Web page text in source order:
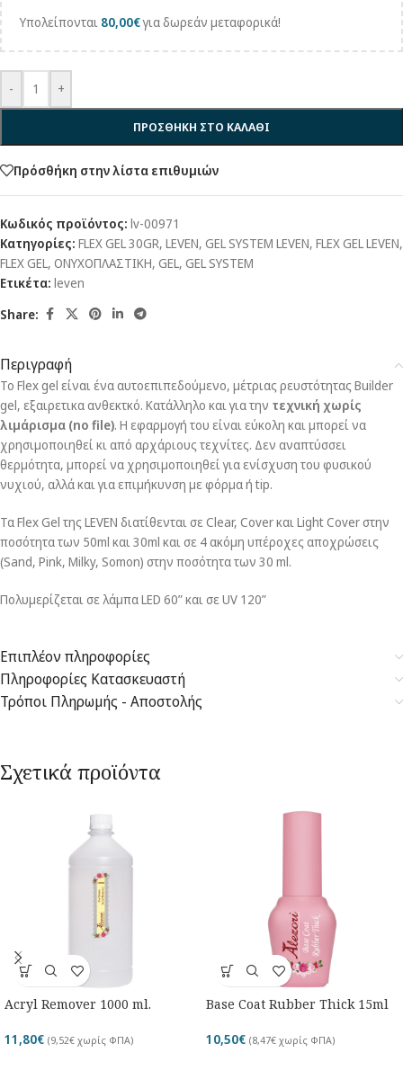
Υπολείπονται 80,00€για δωρεάν μεταφορικά!
- +
ΠΡΟΣΘΗΚΗ ΣΤΟ ΚΑΛΑΘΙ
Πρόσθήκη στην λίστα επιθυμιών
Κωδικός προϊόντος: lv-00971
Κατηγορίες: FLEX GEL 30GR, LEVEN, GEL SYSTEM LEVEN, FLEX GEL LEVEN,
FLEX GEL, ΟΝΥΧΟΠΛΑΣΤΙΚΗ, GEL, GEL SYSTEM
Ετικέτα: leven
Share:
Περιγραφή
Το Flex gel είναι ένα αυτοεπιπεδούμενο, μέτριας ρευστότητας Builder
gel, εξαιρετικα ανθεκτκό. Κατάλληλο και για την τεχνική χωρίς
λιμάρισμα (no file). Η εφαρμογή του είναι εύκολη και μπορεί να
χρησιμοποιηθεί κι από αρχάριους τεχνίτες. Δεν αναπτύσσει
θερμότητα, μπορεί να χρησιμοποιηθεί για ενίσχυση του φυσικού
νυχιού, αλλά και για επιμήκυνση με φόρμα ή tip.
Τα Flex Gel της LEVEN διατίθενται σε Clear, Cover και Light Cover στην
ποσότητα των 50ml και 30ml και σε 4 ακόμη υπέροχες αποχρώσεις
(Sand, Pink, Milky, Somon) στην ποσότητα των 30 ml.
Πολυμερίζεται σε λάμπα LED 60” και σε UV 120”
Επιπλέον πληροφορίες
Πληροφορίες Κατασκευαστή
Τρόποι Πληρωμής - Αποστολής
Σχετικά προϊόντα
Acryl Remover 1000 ml.
11,80€ (9,52€ χωρίς ΦΠΑ)
Base Coat Rubber Thick 15ml
10,50€ (8,47€ χωρίς ΦΠΑ)